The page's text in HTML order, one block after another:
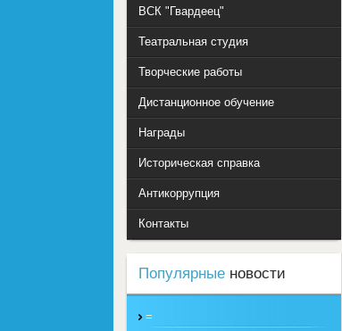
ВСК "Гвардеец"
Театральная студия
Творческие работы
Дистанционное обучение
Награды
Историческая справка
Антикоррупция
Контакты
Популярные новости
=